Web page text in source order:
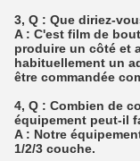
3, Q : Que diriez-
A : C'est film de
produire un côté et
habituellement un
être commandée
4, Q : Combien de
équipement peut-il
A : Notre
1/2/3 couche.